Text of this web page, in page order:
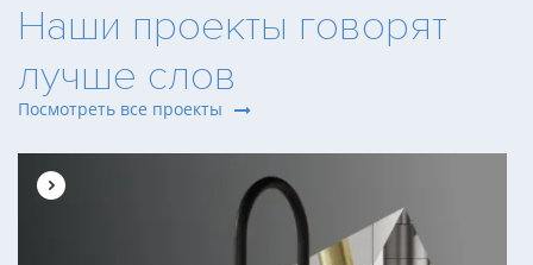
Наши проекты говорят
лучше слов
Посмотреть все проекты